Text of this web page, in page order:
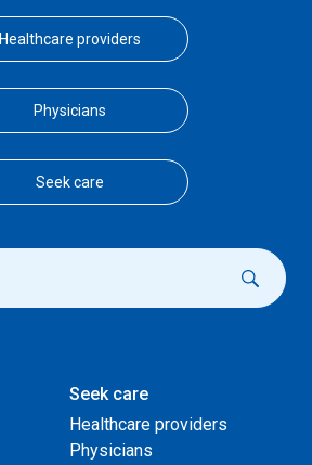
Healthcare providers
Physicians
Seek care
Seek care
Healthcare providers
Physicians